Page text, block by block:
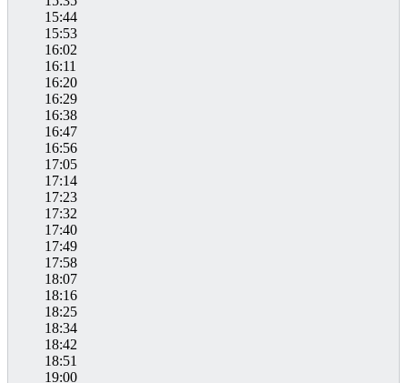
15:44
15:53
16:02
16:11
16:20
16:29
16:38
16:47
16:56
17:05
17:14
17:23
17:32
17:40
17:49
17:58
18:07
18:16
18:25
18:34
18:42
18:51
19:00